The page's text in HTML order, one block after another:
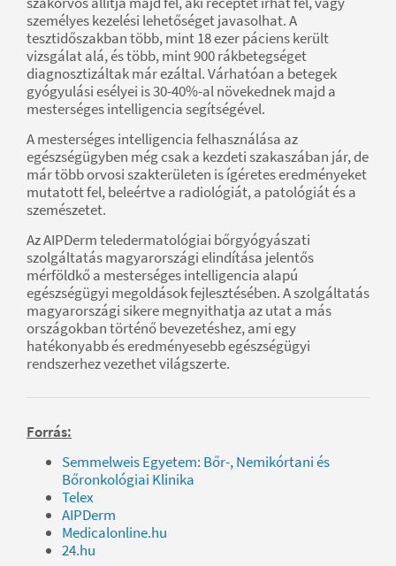
személyes kezelési lehetőséget javasolhat. A
tesztidőszakban több, mint 18 ezer páciens került
vizsgálat alá, és több, mint 900 rákbetegséget
diagnosztizáltak már ezáltal. Várhatóan a betegek
gyógyulási esélyei is 30-40%-al növekednek majd a
mesterséges intelligencia segítségével.
A mesterséges intelligencia felhasználása az
egészségügyben még csak a kezdeti szakaszában jár, de
már több orvosi szakterületen is ígéretes eredményeket
mutatott fel, beleértve a radiológiát, a patológiát és a
szemészetet.
Az AIPDerm teledermatológiai bőrgyógyászati
szolgáltatás magyarországi elindítása jelentős
mérföldkő a mesterséges intelligencia alapú
egészségügyi megoldások fejlesztésében. A szolgáltatás
magyarországi sikere megnyithatja az utat a más
országokban történő bevezetéshez, ami egy
hatékonyabb és eredményesebb egészségügyi
rendszerhez vezethet világszerte.
Forrás:
Semmelweis Egyetem: Bőr-, Nemikórtani és
Bőronkológiai Klinika
Telex
AIPDerm
Medicalonline.hu
24.hu